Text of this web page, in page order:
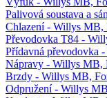
Palivová soustava a
Chlazení - Willys MB,
Převodovka T84 -
Přídavná převodovka
Nápravy - Willys MB,
Brzdy - Willys MB,
Odpružení - Willys